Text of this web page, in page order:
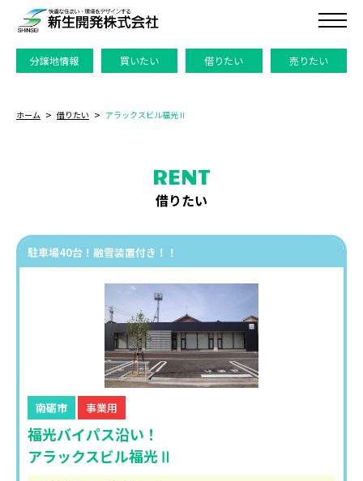
分譲地情報 買いたい 借りたい 売りたい
ホーム 借りたい アラックスビル福光Ⅱ
RENT
借りたい
駐車場40台！融雪装置付き！！
南砺市 事業用
福光バイパス沿い！
アラックスビル福光Ⅱ